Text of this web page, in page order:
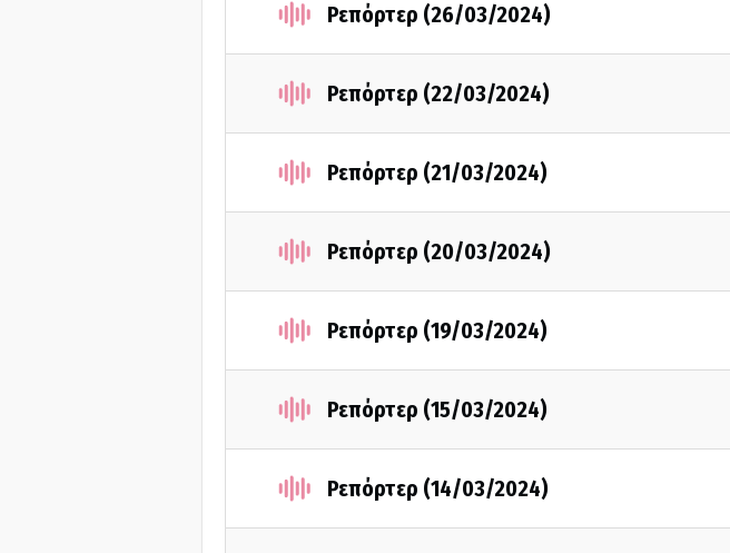
Ρεπόρτερ (26/03/2024)
Ρεπόρτερ (22/03/2024)
Ρεπόρτερ (21/03/2024)
Ρεπόρτερ (20/03/2024)
Ρεπόρτερ (19/03/2024)
Ρεπόρτερ (15/03/2024)
Ρεπόρτερ (14/03/2024)